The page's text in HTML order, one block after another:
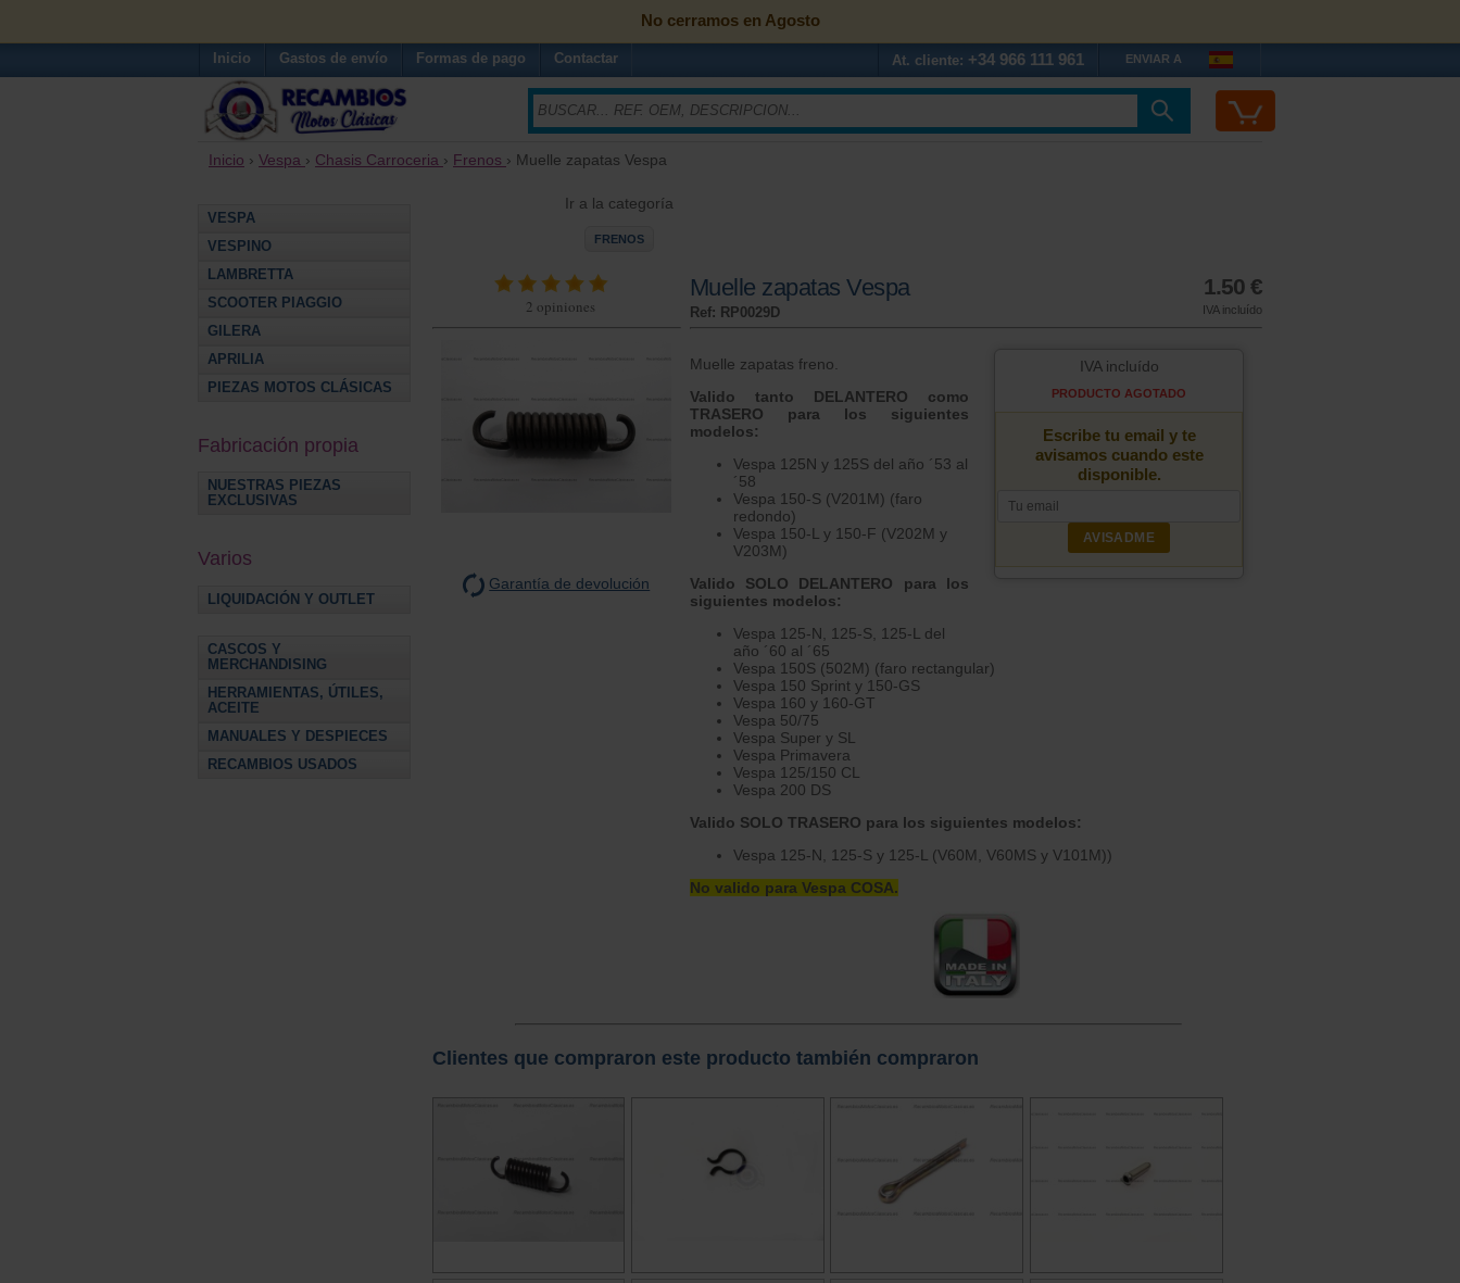
No cerramos en Agosto
Inicio Gastos de envío Formas de pago Contactar At. cliente: +34 966 111 961 ENVIAR A
Inicio › Vespa › Chasis Carroceria › Frenos › Muelle zapatas Vespa
VESPA
VESPINO
LAMBRETTA
SCOOTER PIAGGIO
GILERA
APRILIA
PIEZAS MOTOS CLÁSICAS
Fabricación propia
NUESTRAS PIEZAS
EXCLUSIVAS
Varios
LIQUIDACIÓN Y OUTLET
CASCOS Y
MERCHANDISING
HERRAMIENTAS, ÚTILES,
ACEITE
MANUALES Y DESPIECES
RECAMBIOS USADOS
Ir a la categoría
FRENOS
2 opiniones
Muelle zapatas Vespa
Ref: RP0029D
1.50 €
IVA incluído
Garantía de devolución
IVA incluído
PRODUCTO AGOTADO
Escribe tu email y te
avisamos cuando este
disponible.
AVISADME
Muelle zapatas freno.
Valido tanto DELANTERO como
TRASERO para los siguientes
modelos:
Vespa 125N y 125S del año ´53 al
´58
Vespa 150-S (V201M) (faro
redondo)
Vespa 150-L y 150-F (V202M y
V203M)
Valido SOLO DELANTERO para los
siguientes modelos:
Vespa 125-N, 125-S, 125-L del
año ´60 al ´65
Vespa 150S (502M) (faro rectangular)
Vespa 150 Sprint y 150-GS
Vespa 160 y 160-GT
Vespa 50/75
Vespa Super y SL
Vespa Primavera
Vespa 125/150 CL
Vespa 200 DS
Valido SOLO TRASERO para los siguientes modelos:
Vespa 125-N, 125-S y 125-L (V60M, V60MS y V101M))
No valido para Vespa COSA.
Clientes que compraron este producto también compraron